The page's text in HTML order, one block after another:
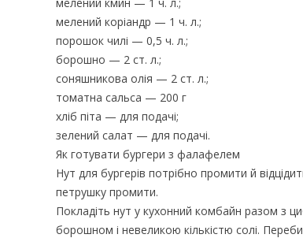
мелений коріандр — 1 ч. л.;
порошок чилі — 0,5 ч. л.;
борошно — 2 ст. л.;
соняшникова олія — 2 ст. л.;
томатна сальса — 200 г
хліб піта — для подачі;
зелений салат — для подачі.
Як готувати бургери з фалафелем
Нут для бургерів потрібно промити й
петрушку промити.
Покладіть нут у кухонний комбайн разом з
борошном і невеликою кількістю солі.